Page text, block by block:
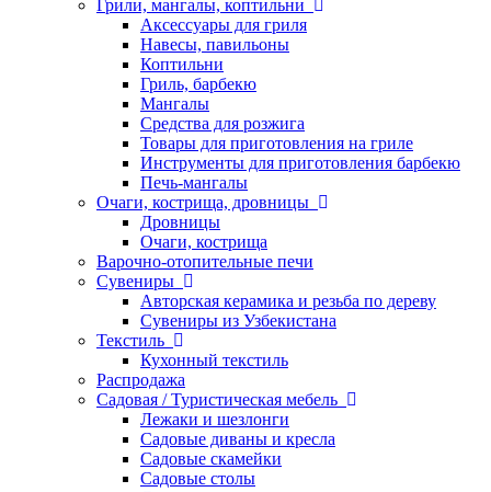
Грили, мангалы, коптильни
Аксессуары для гриля
Навесы, павильоны
Коптильни
Гриль, барбекю
Мангалы
Средства для розжига
Товары для приготовления на гриле
Инструменты для приготовления барбекю
Печь-мангалы
Очаги, кострища, дровницы
Дровницы
Очаги, кострища
Варочно-отопительные печи
Сувениры
Авторская керамика и резьба по дереву
Сувениры из Узбекистана
Текстиль
Кухонный текстиль
Распродажа
Садовая / Туристическая мебель
Лежаки и шезлонги
Садовые диваны и кресла
Садовые скамейки
Садовые столы